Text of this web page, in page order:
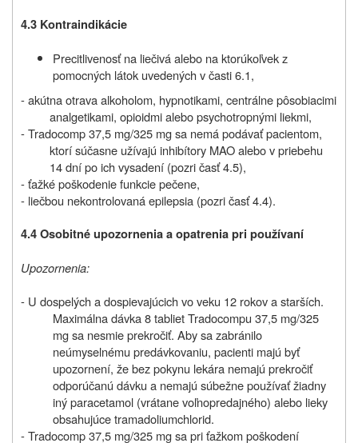
4.3 Kontraindikácie
Precitlivenosť na liečivá alebo na ktorúkoľvek z
pomocných látok uvedených v časti 6.1,
- akútna otrava alkoholom, hypnotikami, centrálne pôsobiacimi
analgetikami, opioidmi alebo psychotropnými liekmi,
- Tradocomp 37,5 mg/325 mg sa nemá podávať pacientom,
ktorí súčasne užívajú inhibítory MAO alebo v priebehu
14 dní po ich vysadení (pozri časť 4.5),
- ťažké poškodenie funkcie pečene,
- liečbou nekontrolovaná epilepsia (pozri časť 4.4).
4.4 Osobitné upozornenia a opatrenia pri používaní
Upozornenia:
- U dospelých a dospievajúcich vo veku 12 rokov a starších.
Maximálna dávka 8 tabliet Tradocompu 37,5 mg/325
mg sa nesmie prekročiť. Aby sa zabránilo
neúmyselnému predávkovaniu, pacienti majú byť
upozornení, že bez pokynu lekára nemajú prekročiť
odporúčanú dávku a nemajú súbežne používať žiadny
iný paracetamol (vrátane voľnopredajného) alebo lieky
obsahujúce tramadoliumchlorid.
- Tradocomp 37,5 mg/325 mg sa pri ťažkom poškodení